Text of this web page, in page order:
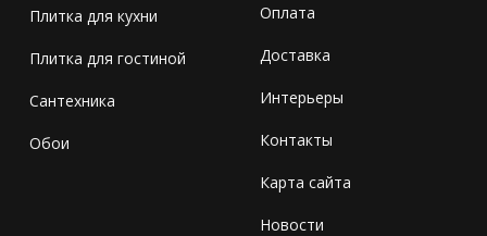
Плитка для кухни
Плитка для гостиной
Сантехника
Обои
Оплата
Доставка
Интерьеры
Контакты
Карта сайта
Новости